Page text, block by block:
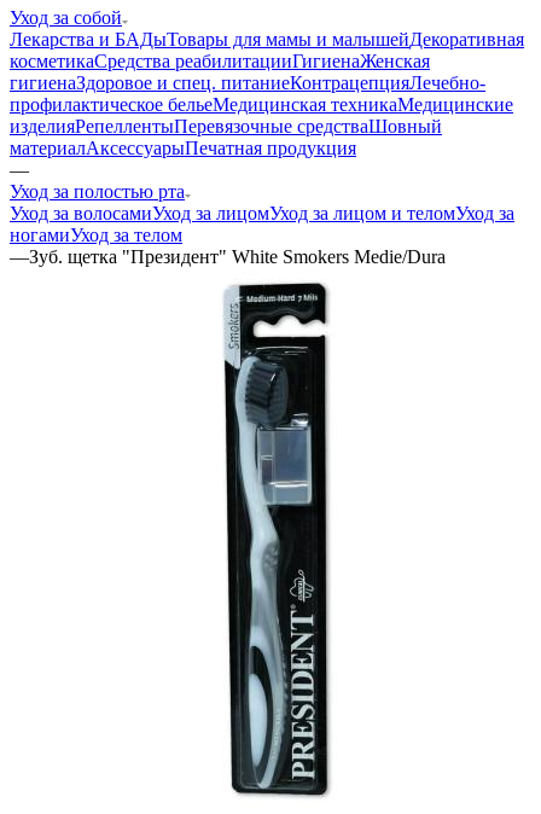
Уход за собой
Лекарства и БАДыТовары для мамы и малышейДекоративная
косметикаСредства реабилитацииГигиенаЖенская
гигиенаЗдоровое и спец. питаниеКонтрацепцияЛечебно-
профилактическое бельеМедицинская техникаМедицинские
изделияРепеллентыПеревязочные средстваШовный
материалАксессуарыПечатная продукция
—
Уход за полостью рта
Уход за волосамиУход за лицомУход за лицом и теломУход за
ногамиУход за телом
—Зуб. щетка "Президент" White Smokers Medie/Dura